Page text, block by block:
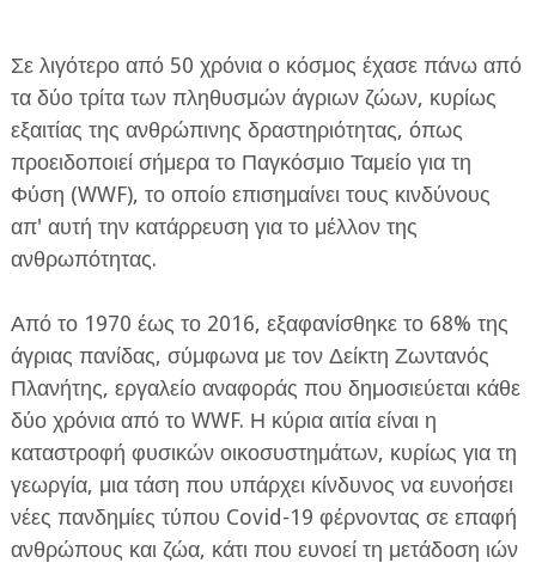
Σε λιγότερο από 50 χρόνια ο κόσμος έχασε πάνω από
τα δύο τρίτα των πληθυσμών άγριων ζώων, κυρίως
εξαιτίας της ανθρώπινης δραστηριότητας, όπως
προειδοποιεί σήμερα το Παγκόσμιο Ταμείο για τη
Φύση (WWF), το οποίο επισημαίνει τους κινδύνους
απ' αυτή την κατάρρευση για το μέλλον της
ανθρωπότητας.
Από το 1970 έως το 2016, εξαφανίσθηκε το 68% της
άγριας πανίδας, σύμφωνα με τον Δείκτη Ζωντανός
Πλανήτης, εργαλείο αναφοράς που δημοσιεύεται κάθε
δύο χρόνια από το WWF. Η κύρια αιτία είναι η
καταστροφή φυσικών οικοσυστημάτων, κυρίως για τη
γεωργία, μια τάση που υπάρχει κίνδυνος να ευνοήσει
νέες πανδημίες τύπου Covid-19 φέρνοντας σε επαφή
ανθρώπους και ζώα, κάτι που ευνοεί τη μετάδοση ιών